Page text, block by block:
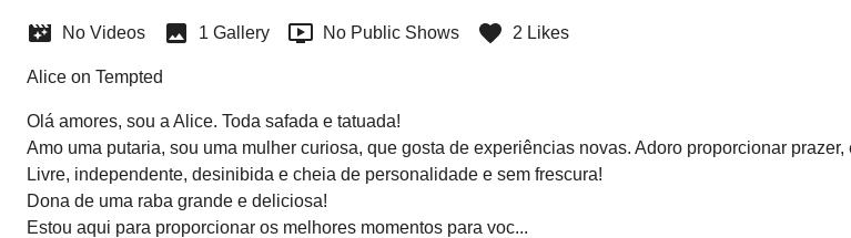
No Videos 1 Gallery No Public Shows 2 Likes
Alice on Tempted
Olá amores, sou a Alice. Toda safada e tatuada!
Amo uma putaria, sou uma mulher curiosa, que gosta de experiências novas. Adoro proporcionar
Livre, independente, desinibida e cheia de personalidade e sem frescura!
Dona de uma raba grande e deliciosa!
Estou aqui para proporcionar os melhores momentos para voc...